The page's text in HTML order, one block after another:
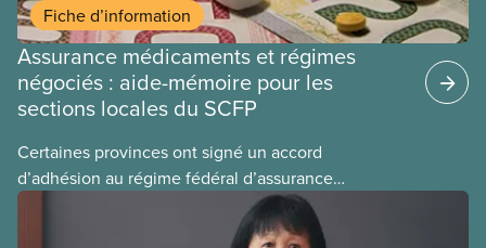
Fiche d’information
Assurance médicaments et régimes
négociés : aide-mémoire pour les
sections locales du SCFP
Certaines provinces ont signé un accord
d’adhésion au régime fédéral d’assurance
médicaments. Les sections locales du SCFP dans
ces provinces s’interrogent sur l’incidence que ce